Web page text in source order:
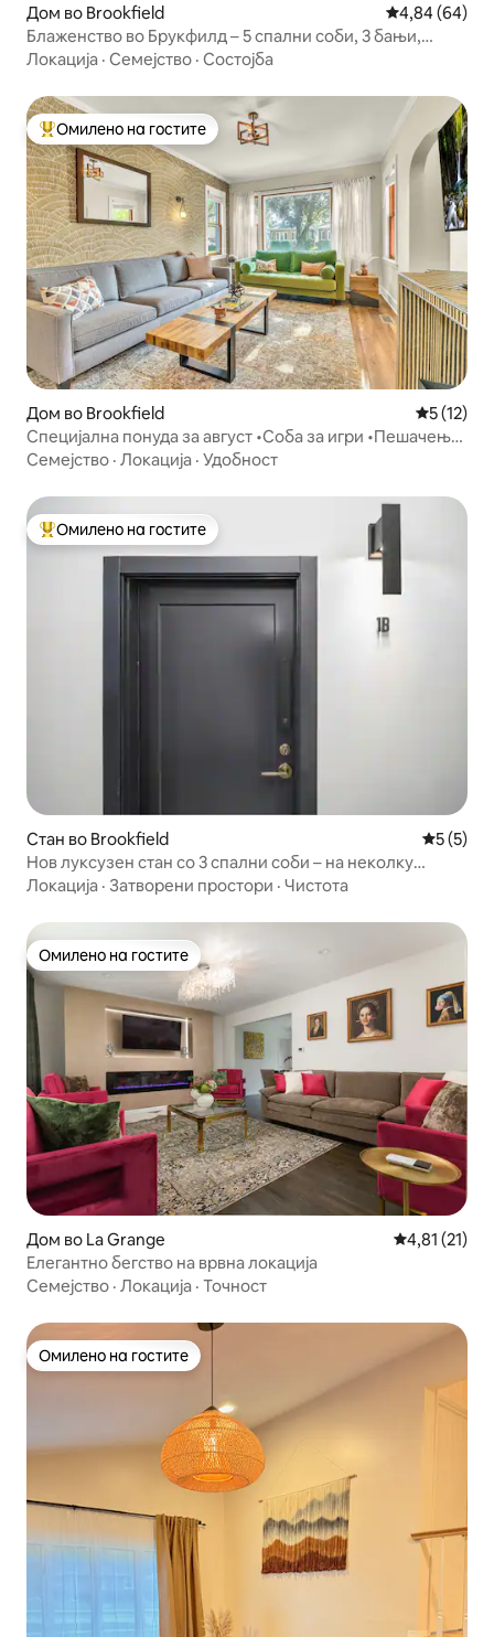
Дом во Brookfield Просечна
4,84 (64)
Блаженство во Брукфилд – 5 спални соби, 3 бањи,
ограден двор
Локација · Семејство · Состојба
Меѓу најуспешните „Омилени на гостите“
Омилено на гостите
Дом во Brookfield
5 (12)
Специјална понуда за август •Соба за игри •Пешачење
до воз •Гаража
Семејство · Локација · Удобност
Меѓу најуспешните „Омилени на гостите“
Омилено на гостите
Стан во Brookfield
5 (5)
Нов луксузен стан со 3 спални соби – на неколку
чекори од центарот и Метра
Локација · Затворени простори · Чистота
Омилено на гостите
Омилено на гостите
Дом во La Grange Просечна
4,81 (21)
Елегантно бегство на врвна локација
Семејство · Локација · Точност
Омилено на гостите
Омилено на гостите